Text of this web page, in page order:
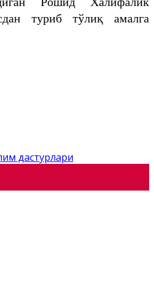
туриб тўлиқ амалга
дастурлари